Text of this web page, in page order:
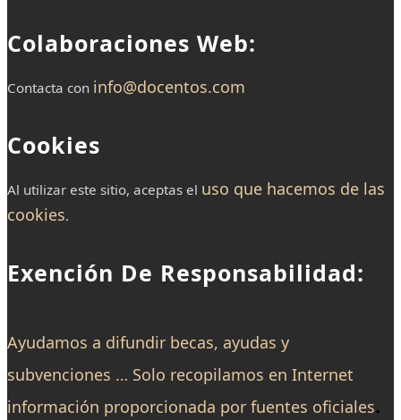
Colaboraciones Web:
Contacta con info@docentos.com
Cookies
Al utilizar este sitio, aceptas el uso que hacemos de las
cookies.
Exención De Responsabilidad:
Ayudamos a difundir becas, ayudas y
subvenciones … Solo recopilamos en Internet
información proporcionada por fuentes oficiales.